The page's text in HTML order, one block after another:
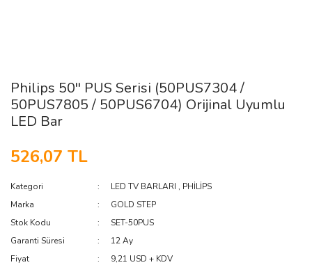
Philips 50'' PUS Serisi (50PUS7304 /
50PUS7805 / 50PUS6704) Orijinal Uyumlu
LED Bar
526,07 TL
Kategori LED TV BARLARI , PHİLİPS
Marka
GOLD STEP
Stok Kodu
SET-50PUS
Garanti Süresi
12 Ay
Fiyat
9,21 USD + KDV